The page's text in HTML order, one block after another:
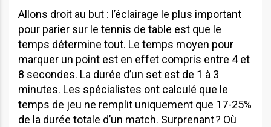
Allons droit au but : l’éclairage le plus important
pour parier sur le tennis de table est que le
temps détermine tout. Le temps moyen pour
marquer un point est en effet compris entre 4 et
8 secondes. La durée d’un set est de 1 à 3
minutes. Les spécialistes ont calculé que le
temps de jeu ne remplit uniquement que 17-25%
de la durée totale d’un match. Surprenant ? Où